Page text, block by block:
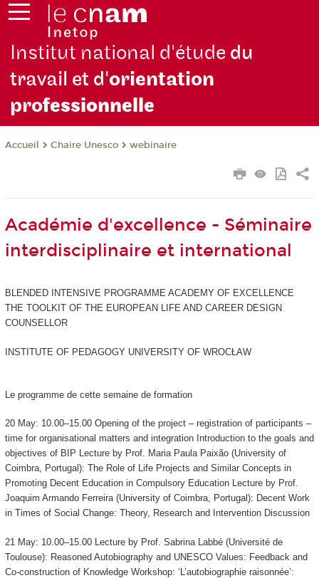
Institut national d'étude du
travail et d'orientation
professionnelle
Accueil Chaire Unesco webinaire
Académie d'excellence - Séminaire
interdisciplinaire et international
BLENDED INTENSIVE PROGRAMME ACADEMY OF EXCELLENCE
THE TOOLKIT OF THE EUROPEAN LIFE AND CAREER DESIGN
COUNSELLOR
INSTITUTE OF PEDAGOGY UNIVERSITY OF WROCŁAW
Le programme de cette semaine de formation
20 May: 10.00–15.00 Opening of the project – registration of participants –
time for organisational matters and integration Introduction to the goals and
objectives of BIP Lecture by Prof. Maria Paula Paixão (University of
Coimbra, Portugal): The Role of Life Projects and Similar Concepts in
Promoting Decent Education in Compulsory Education Lecture by Prof.
Joaquim Armando Ferreira (University of Coimbra, Portugal): Decent Work
in Times of Social Change: Theory, Research and Intervention Discussion
21 May: 10.00–15.00 Lecture by Prof. Sabrina Labbé (Université de
Toulouse): Reasoned Autobiography and UNESCO Values: Feedback and
Co-construction of Knowledge Workshop: ‘L’autobiographie raisonnée’: